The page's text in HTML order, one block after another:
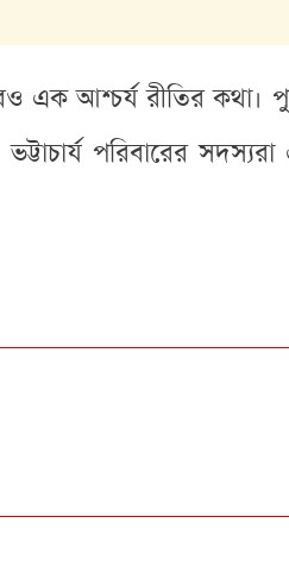
আরও এক আশ্চর্য রীতির
পরিবারের